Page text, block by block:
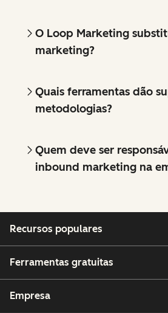
O Loop Marketing
marketing?
Quais ferramentas dão
metodologias?
Quem deve ser
inbound marketing na
Recursos populares
Ferramentas gratuitas
Empresa